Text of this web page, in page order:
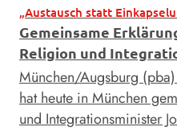
„Austausch statt
Gemeinsame
Religion und
München/Augsburg
hat heute in München
und Integrationsminister